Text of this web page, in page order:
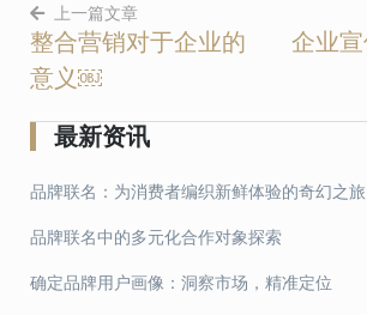
文
章
导
航
上一篇文章
整合营销对于企业的
意义￼
企业
最新资讯
品牌联名：为消费者编织新鲜体验的奇幻之旅
品牌联名中的多元化合作对象探索
确定品牌用户画像：洞察市场，精准定位